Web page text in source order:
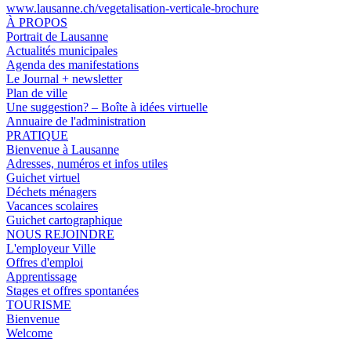
www.lausanne.ch/vegetalisation-verticale-brochure
À PROPOS
Portrait de Lausanne
Actualités municipales
Agenda des manifestations
Le Journal + newsletter
Plan de ville
Une suggestion? – Boîte à idées virtuelle
Annuaire de l'administration
PRATIQUE
Bienvenue à Lausanne
Adresses, numéros et infos utiles
Guichet virtuel
Déchets ménagers
Vacances scolaires
Guichet cartographique
NOUS REJOINDRE
L'employeur Ville
Offres d'emploi
Apprentissage
Stages et offres spontanées
TOURISME
Bienvenue
Welcome